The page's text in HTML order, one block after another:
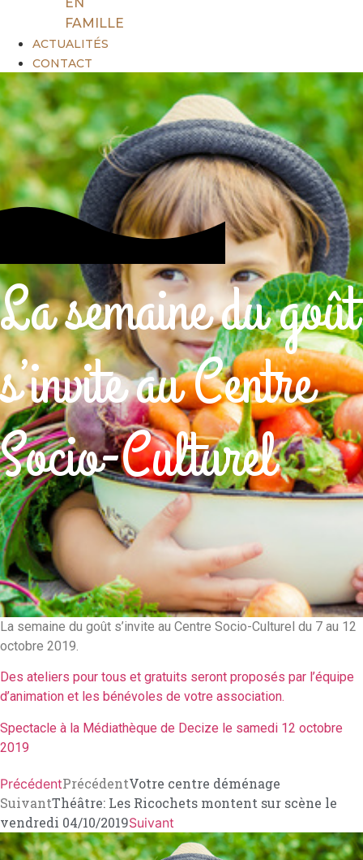
FAMILLE
ACTUALITÉS
CONTACT
La semaine du goût
s’invite au Centre
Socio-Culturel
La semaine du goût s’invite au Centre Socio-Culturel du 7 au 12
octobre 2019.
Des ateliers pour tous et gratuits seront proposés par l’équipe
d’animation et les bénévoles de votre association.
Spectacle à la Médiathèque de Decize le samedi 12 octobre
2019
PrécédentPrécédentVotre centre déménage
SuivantThéâtre: Les Ricochets montent sur scène le
vendredi 04/10/2019Suivant